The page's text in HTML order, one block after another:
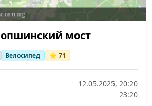
мост
Велосипед ⭐ 71
12.05.2025, 20:20
23:20